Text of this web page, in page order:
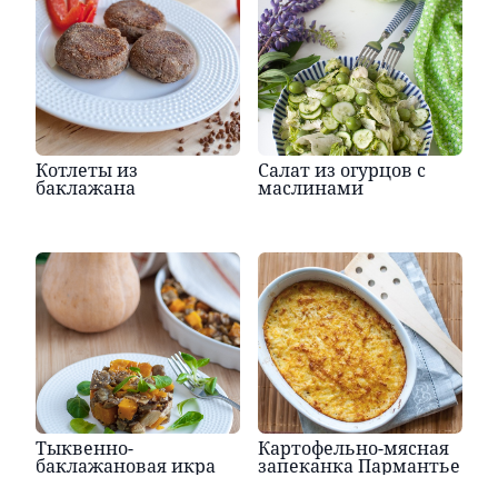
Котлеты из
баклажана
Салат из огурцов с
маслинами
Тыквенно-
баклажановая икра
Картофельно-мясная
запеканка Пармантье